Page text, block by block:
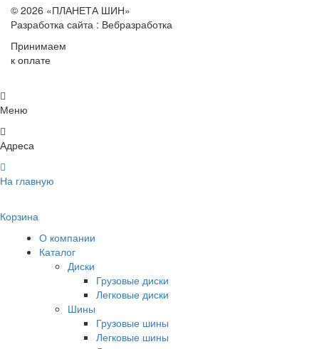
© 2026 «ПЛАНЕТА ШИН»
Разработка сайта : Вебразработка
Принимаем
к оплате
Меню
Адреса
На главную
Корзина
О компании
Каталог
Диски
Грузовые диски
Легковые диски
Шины
Грузовые шины
Легковые шины